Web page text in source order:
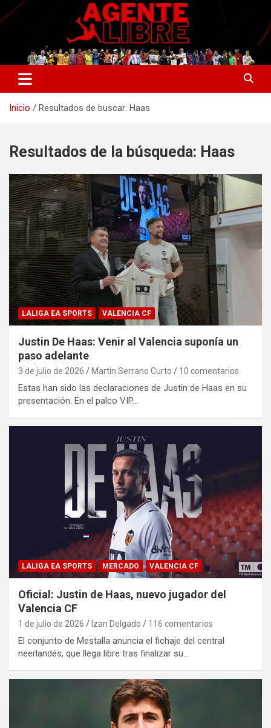
Saltar
al
Agente Libre Digital
La nueva generación del periodismo deportivo.
Inicio Resultados de buscar: Haas
Resultados de la búsqueda: Haas
LALIGA EA SPORTS VALENCIA CF
Justin De Haas: Venir al Valencia suponía un
paso adelante
3 de julio de 2026 Martin Serrano Curto 10 comentarios
Estas han sido las declaraciones de Justin de Haas en su
presentación. En el palco VIP…
LALIGA EA SPORTS MERCADO VALENCIA CF
Oficial: Justin de Haas, nuevo jugador del
Valencia CF
1 de julio de 2026 Izan Delgado 116 comentarios
El conjunto de Mestalla anuncia el fichaje del central
neerlandés, que llega libre tras finalizar su…